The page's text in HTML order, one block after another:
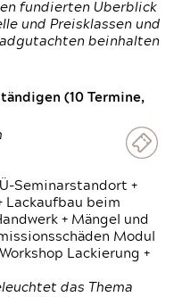
fundierten Überblick
und Preisklassen und
beinhalten
(10 Termine,
Seminarstandort +
Lackaufbau beim
+ Mängel und
Modul
Lackierung +
das Thema